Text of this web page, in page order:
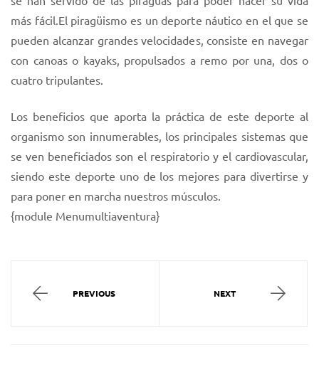
más fácil.El piragüismo es un deporte náutico en el que se
pueden alcanzar grandes velocidades, consiste en navegar
con canoas o kayaks, propulsados a remo por una, dos o
cuatro tripulantes.
Los beneficios que aporta la práctica de este deporte al
organismo son innumerables, los principales sistemas que
se ven beneficiados son el respiratorio y el cardiovascular,
siendo este deporte uno de los mejores para divertirse y
para poner en marcha nuestros músculos.
{module Menumultiaventura}
PREVIOUS NEXT